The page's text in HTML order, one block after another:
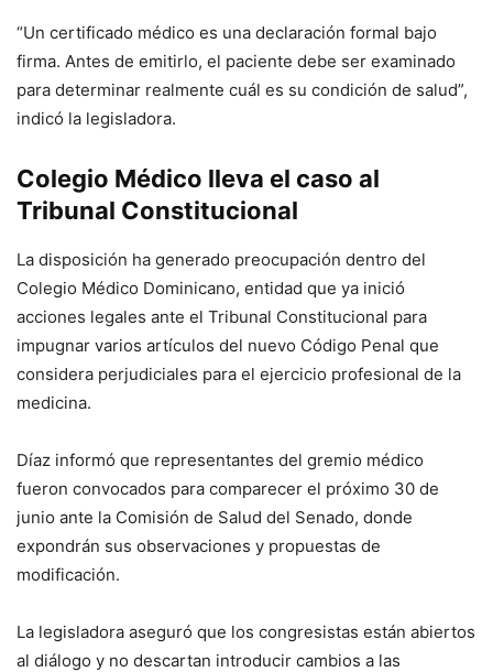
“Un certificado médico es una declaración formal bajo
firma. Antes de emitirlo, el paciente debe ser examinado
para determinar realmente cuál es su condición de salud”,
indicó la legisladora.
Colegio Médico lleva el caso al
Tribunal Constitucional
La disposición ha generado preocupación dentro del
Colegio Médico Dominicano, entidad que ya inició
acciones legales ante el Tribunal Constitucional para
impugnar varios artículos del nuevo Código Penal que
considera perjudiciales para el ejercicio profesional de la
medicina.
Díaz informó que representantes del gremio médico
fueron convocados para comparecer el próximo 30 de
junio ante la Comisión de Salud del Senado, donde
expondrán sus observaciones y propuestas de
modificación.
La legisladora aseguró que los congresistas están abiertos
al diálogo y no descartan introducir cambios a las